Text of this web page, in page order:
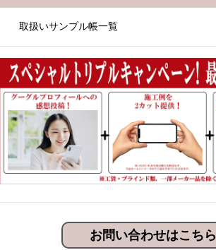
取扱いサンプル帳一覧
お問い合わせはこちら